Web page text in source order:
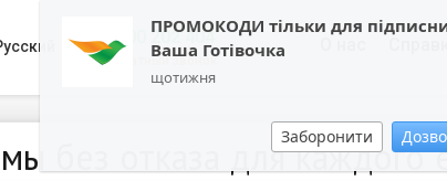
ПРОМОКОДИ тільки для
Ваша Готівочка
щотижня
Заборонити
0800 202 404
Обратный звонок
без отказа для каждого